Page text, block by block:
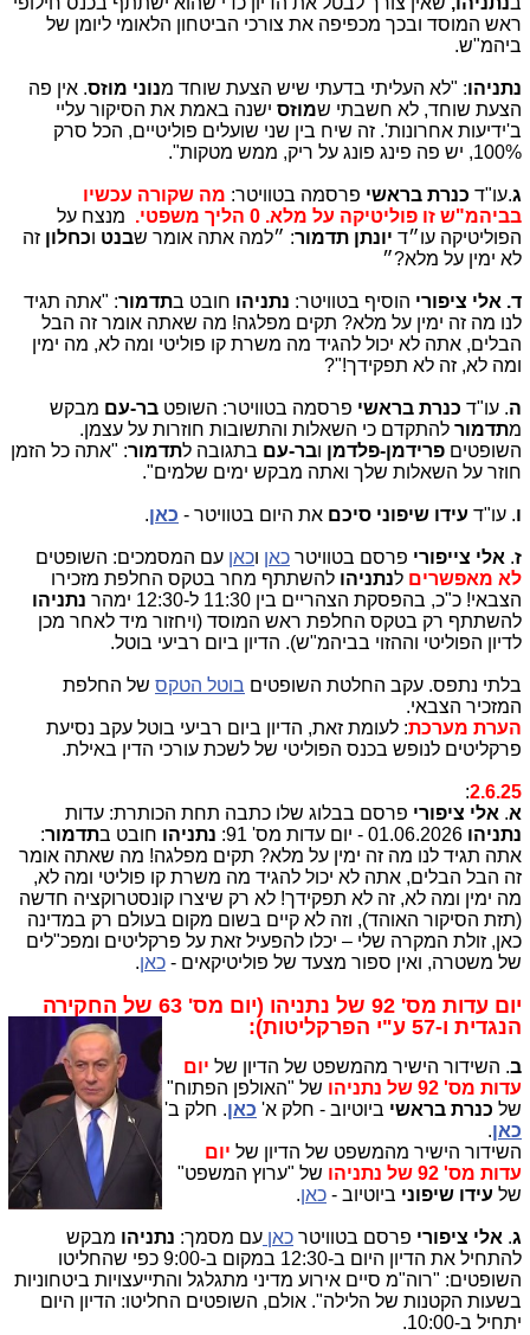
ראש המוסד ובכך מכפיפה את צורכי הביטחון הלאומי ליומן של
ביהמ"ש.
נתניהו: "לא העליתי בדעתי שיש הצעת שוחד מנוני מוזס. אין פה
הצעת שוחד, לא חשבתי שמוזס ישנה באמת את הסיקור עליי
ב'ידיעות אחרונות'. זה שיח בין שני שועלים פוליטיים, הכל סרק
100%, יש פה פינג פונג על ריק, ממש מטקות".
ג.עו"ד כנרת בראשי פרסמה בטוויטר: מה שקורה עכשיו
בביהמ"ש זו פוליטיקה על מלא. 0 הליך משפטי.
מנצח על
הפוליטיקה עו״ד יונתן תדמור: ״למה אתה אומר שבנט וכחלון זה
לא ימין על מלא?״
ד. אלי ציפורי הוסיף בטוויטר: נתניהו חובט בתדמור: "אתה תגיד
לנו מה זה ימין על מלא? תקים מפלגה! מה שאתה אומר זה הבל
הבלים, אתה לא יכול להגיד מה משרת קו פוליטי ומה לא, מה ימין
ומה לא, זה לא תפקידך!"?
ה. עו"ד כנרת בראשי פרסמה בטוויטר: השופט בר-עם מבקש
מתדמור להתקדם כי השאלות והתשובות חוזרות על עצמן.
השופטים פרידמן-פלדמן ובר-עם בתגובה לתדמור: "אתה כל הזמן
חוזר על השאלות שלך ואתה מבקש ימים שלמים".
ו. עו"ד עידו שיפוני סיכם את היום בטוויטר - כאן.
ז. אלי צייפורי פרסם בטוויטר כאן וכאן עם המסמכים: השופטים
לא מאפשרים לנתניהו להשתתף מחר בטקס החלפת מזכירו
הצבאי! כ"כ, בהפסקת הצהריים בין 11:30 ל-12:30 ימהר
נתניהו
להשתתף רק בטקס החלפת ראש המוסד (ויחזור מיד לאחר מכן
לדיון הפוליטי וההזוי בביהמ"ש). הדיון ביום רביעי בוטל.
בלתי נתפס. עקב החלטת השופטים בוטל הטקס של החלפת
המזכיר הצבאי.
הערת מערכת: לעומת זאת, הדיון ביום רביעי בוטל עקב נסיעת
פרקליטים לנופש בכנס הפוליטי של לשכת עורכי הדין באילת.
2.6.25
:
א. אלי ציפורי פרסם בבלוג שלו כתבה תחת הכותרת: עדות
נתניהו 01.06.2026 - יום עדות מס' 91: נתניהו חובט בתדמור:
אתה תגיד לנו מה זה ימין על מלא? תקים מפלגה! מה שאתה אומר
זה הבל הבלים, אתה לא יכול להגיד מה משרת קו פוליטי ומה לא,
מה ימין ומה לא, זה לא תפקידך! לא רק שיצרו קונסטרוקציה חדשה
(תזת הסיקור האוהד), וזה לא קיים בשום מקום בעולם רק במדינה
כאן, זולת המקרה שלי – יכלו להפעיל זאת על פרקליטים ומפכ"לים
של משטרה, ואין ספור מצעד של פוליטיקאים - כאן.
יום עדות מס' 92 של נתניהו (יום מס' 63 של החקירה
הנגדית ו-57 ע"י הפרקליטות):
ב. השידור הישיר מהמשפט של הדיון של יום
עדות מס' 92 של נתניהו
של "האולפן הפתוח"
של כנרת בראשי ביוטיוב - חלק א' כאן. חלק ב'
כאן.
השידור הישיר מהמשפט של הדיון של יום
עדות מס' 92 של נתניהו
של "ערוץ המשפט"
של עידו שיפוני ביוטיוב - כאן.
ג. אלי ציפורי פרסם בטוויטר כאן עם מסמך: נתניהו מבקש
להתחיל את הדיון היום ב-12:30
במקום
ב-9:00 כפי שהחליטו
השופטים: "רוה"מ סיים אירוע מדיני מתגלגל והתייעצויות ביטחוניות
בשעות הקטנות של הלילה". אולם, השופטים החליטו: הדיון היום
יתחיל ב-10:00.